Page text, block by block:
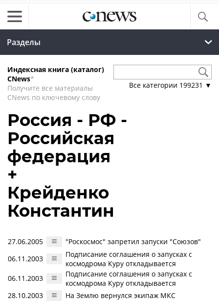
Разделы
Индексная книга (каталог)
CNews*
Получите все материалы
CNews по ключевому слову
Все категории 199231 ▼
Россия - РФ -
Российская
федерация
+
Крейденко
Константин
27.06.2005
"Роскосмос" запретил запуски "Союзов"
06.11.2003
Подписание соглашения о запусках с
космодрома Куру откладывается
06.11.2003
Подписание соглашения о запусках с
космодрома Куру откладывается
28.10.2003
На Землю вернулся экипаж МКС